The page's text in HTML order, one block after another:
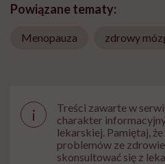
Powiązane tematy:
Menopauza zdrowy
i
Treści zawarte w
charakter
lekarskiej. Pamiętaj,
problemów ze
skonsultować się z